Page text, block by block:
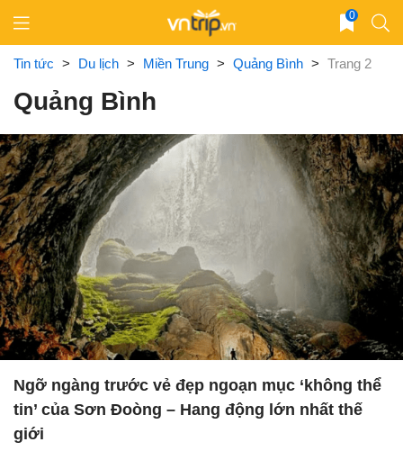
content
0
Tin tức > Du lịch > Miền Trung > Quảng Bình > Trang 2
Quảng Bình
Ngỡ ngàng trước vẻ đẹp ngoạn mục ‘không thể
tin’ của Sơn Đoòng – Hang động lớn nhất thế
giới